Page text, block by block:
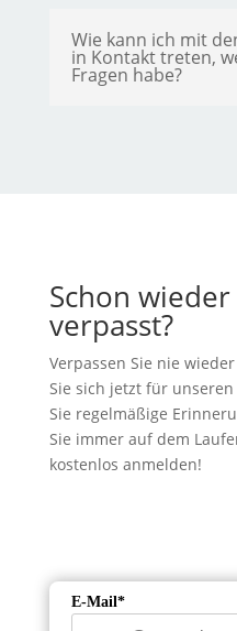
Wie kann ich mit
in Kontakt treten,
Fragen habe?
Schon
verpasst?
Verpassen Sie nie
Sie sich jetzt für
Sie regelmäßige
Sie immer auf dem
kostenlos anmelden!
E-Mail*